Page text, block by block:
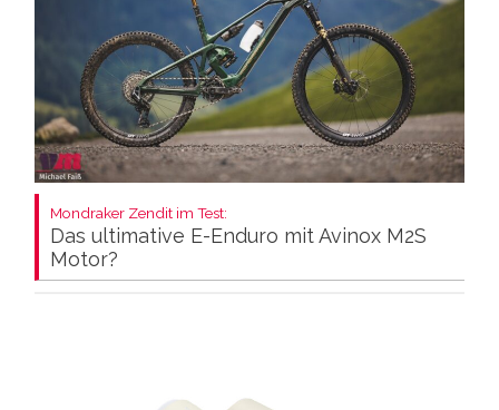
Mondraker Zendit im Test:
Das ultimative E-Enduro mit Avinox M2S
Motor?